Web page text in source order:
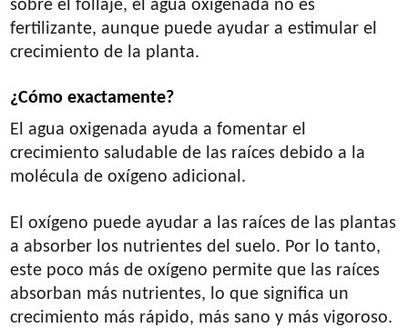
sobre el follaje, el agua oxigenada no es
fertilizante, aunque puede ayudar a estimular el
crecimiento de la planta.
¿Cómo exactamente?
El agua oxigenada ayuda a fomentar el
crecimiento saludable de las raíces debido a la
molécula de oxígeno adicional.
El oxígeno puede ayudar a las raíces de las plantas
a absorber los nutrientes del suelo. Por lo tanto,
este poco más de oxígeno permite que las raíces
absorban más nutrientes, lo que significa un
crecimiento más rápido, más sano y más vigoroso.